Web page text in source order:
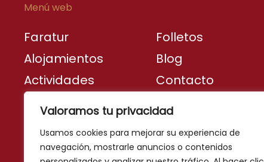
Valoramos tu privacidad
Usamos cookies para mejorar su experiencia de
navegación, mostrarle anuncios o contenidos
Menú web
Faratur
Alojamientos
Actividades
turísticos
Folletos
Blog
Contacto